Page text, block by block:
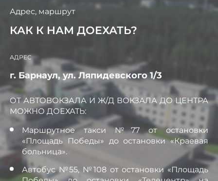
Адрес, маршрут
КАК К НАМ ДОЕХАТЬ?
АДРЕС
г. Барнаул, ул. Ляпидевского 1/3
ОТ АВТОВОКЗАЛА И Ж/Д ВОКЗАЛА ДО ЦЕНТРА
МОЖНО ДОЕХАТЬ:
Маршрутное такси №77 от остановки
«Площадь Победы» до остановки «Краевая
больница».
Автобус №55, №108 от остановки «Площадь